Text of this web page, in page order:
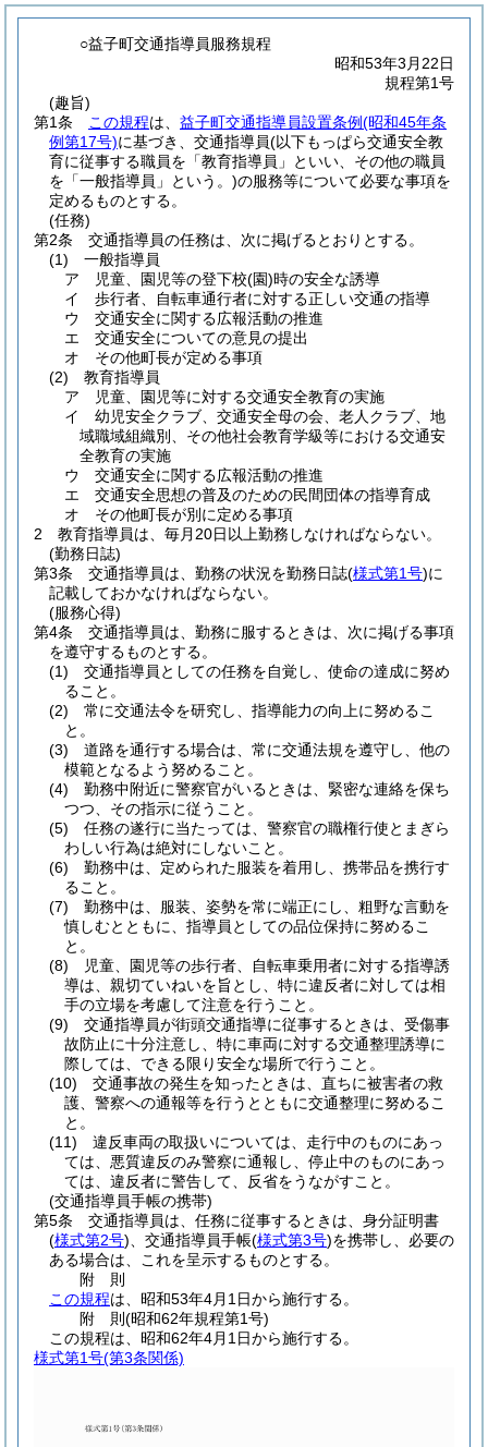
○益子町交通指導員服務規程
昭和53年3月22日
規程第1号
(趣旨)
第1条
この規程は、 益子町交通指導員設置条例(昭和45年条
例第17号)に基づき、交通指導員(以下もっぱら交通安全教
育に従事する職員を「教育指導員」といい、その他の職員
を「一般指導員」という。)の服務等について必要な事項を
定めるものとする。
(任務)
第2条
交通指導員の任務は、次に掲げるとおりとする。
(1)
一般指導員
ア
児童、園児等の登下校(園)時の安全な誘導
イ
歩行者、自転車通行者に対する正しい交通の指導
ウ
交通安全に関する広報活動の推進
エ
交通安全についての意見の提出
オ
その他町長が定める事項
(2)
教育指導員
ア
児童、園児等に対する交通安全教育の実施
イ
幼児安全クラブ、交通安全母の会、老人クラブ、地
域職域組織別、その他社会教育学級等における交通安
全教育の実施
ウ
交通安全に関する広報活動の推進
エ
交通安全思想の普及のための民間団体の指導育成
オ
その他町長が別に定める事項
2
教育指導員は、毎月20日以上勤務しなければならない。
(勤務日誌)
第3条
交通指導員は、勤務の状況を勤務日誌(様式第1号)に
記載しておかなければならない。
(服務心得)
第4条
交通指導員は、勤務に服するときは、次に掲げる事項
を遵守するものとする。
(1)
交通指導員としての任務を自覚し、使命の達成に努め
ること。
(2)
常に交通法令を研究し、指導能力の向上に努めるこ
と。
(3)
道路を通行する場合は、常に交通法規を遵守し、他の
模範となるよう努めること。
(4)
勤務中附近に警察官がいるときは、緊密な連絡を保ち
つつ、その指示に従うこと。
(5)
任務の遂行に当たっては、警察官の職権行使とまぎら
わしい行為は絶対にしないこと。
(6)
勤務中は、定められた服装を着用し、携帯品を携行す
ること。
(7)
勤務中は、服装、姿勢を常に端正にし、粗野な言動を
慎しむとともに、指導員としての品位保持に努めるこ
と。
(8)
児童、園児等の歩行者、自転車乗用者に対する指導誘
導は、親切ていねいを旨とし、特に違反者に対しては相
手の立場を考慮して注意を行うこと。
(9)
交通指導員が街頭交通指導に従事するときは、受傷事
故防止に十分注意し、特に車両に対する交通整理誘導に
際しては、できる限り安全な場所で行うこと。
(10)
交通事故の発生を知ったときは、直ちに被害者の救
護、警察への通報等を行うとともに交通整理に努めるこ
と。
(11)
違反車両の取扱いについては、走行中のものにあっ
ては、悪質違反のみ警察に通報し、停止中のものにあっ
ては、違反者に警告して、反省をうながすこと。
(交通指導員手帳の携帯)
第5条
交通指導員は、任務に従事するときは、身分証明書
(様式第2号) 、交通指導員手帳(様式第3号)を携帯し、必要の
ある場合は、これを呈示するものとする。
附 則
この規程は、昭和53年4月1日から施行する。
附 則(昭和62年規程第1号)
この規程は、昭和62年4月1日から施行する。
様式第1号(第3条関係)